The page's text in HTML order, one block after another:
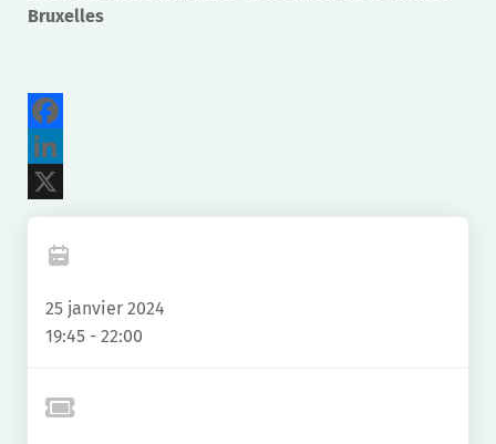
Bruxelles
Facebook
LinkedIn
X
25 janvier 2024
19:45 - 22:00